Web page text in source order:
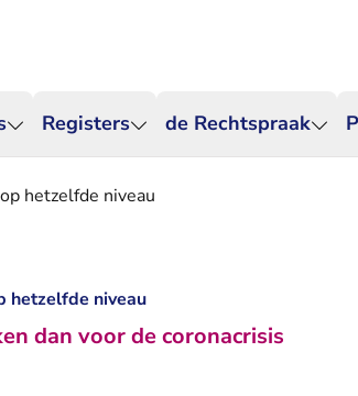
Registers de Rechtspraak
hetzelfde niveau
hetzelfde niveau
dan voor de coronacrisis